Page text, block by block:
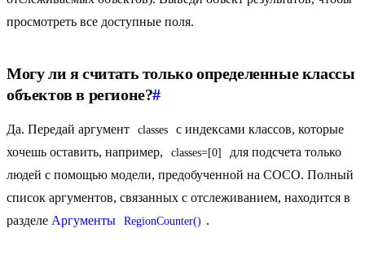
просмотреть все доступные поля.
Могу ли я считать только определенные классы
объектов в регионе?#
Да. Передай аргумент classes
с индексами классов, которые
хочешь оставить, например,
classes=[0]
для подсчета только
людей с помощью модели, предобученной на COCO. Полный
список аргументов, связанных с отслеживанием, находится в
разделе Аргументы RegionCounter() .